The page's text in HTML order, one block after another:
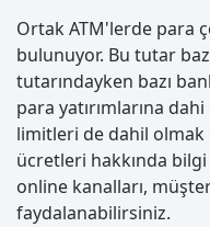
Ortak ATM'lerde para
bulunuyor. Bu tutar
tutarındayken bazı
para yatırımlarına
limitleri de dahil olmak
ücretleri hakkında
online kanalları,
faydalanabilirsiniz.